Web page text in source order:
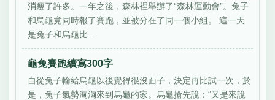
消瘦了許多。一年之後，森林裡舉辦了“森林運動會”。兔子
和烏龜竟同時報了賽跑，並被分在了同一個小組。 這一天
是兔子和烏龜比...
龜兔賽跑續寫300字
自從兔子輸給烏龜以後覺得很沒面子，決定再比試一次，於
是，兔子氣勢洶洶來到烏龜的家。烏龜搶先說：“又是來說